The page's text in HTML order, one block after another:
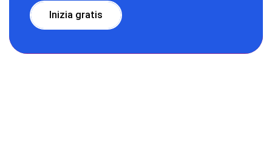
Inizia gratis